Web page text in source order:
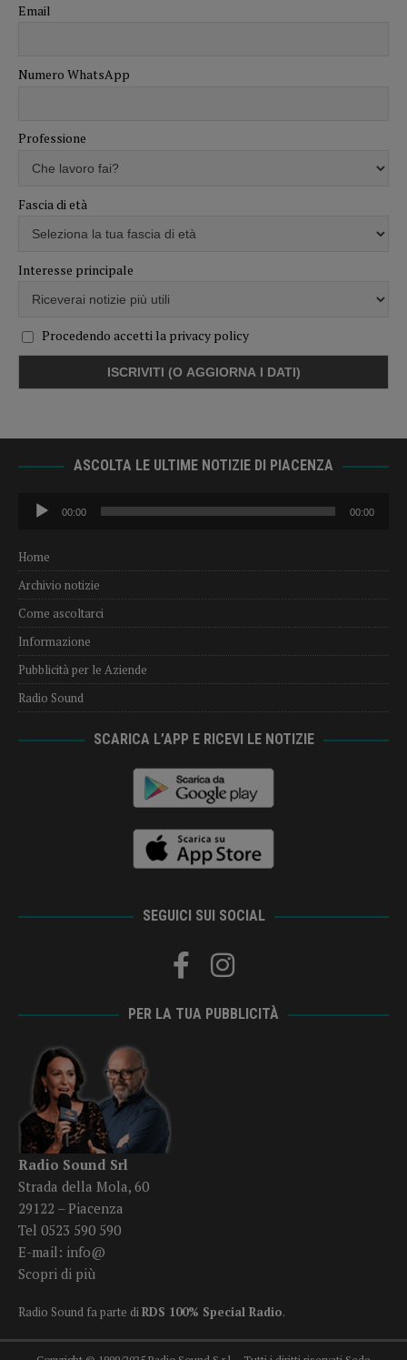
Email
Numero WhatsApp
Professione
Fascia di età
Interesse principale
Procedendo accetti la privacy policy
ASCOLTA LE ULTIME NOTIZIE DI PIACENZA
Audio
Player
00:00 00:00
Home
Archivio notizie
Come ascoltarci
Informazione
Pubblicità per le Aziende
Radio Sound
SCARICA L’APP E RICEVI LE NOTIZIE
SEGUICI SUI SOCIAL
PER LA TUA PUBBLICITÀ
Radio Sound Srl
Strada della Mola, 60
29122 – Piacenza
Tel 0523 590 590
E-mail: info@
Scopri di più
Radio Sound fa parte diRDS 100% Special Radio.